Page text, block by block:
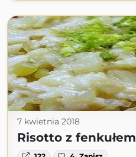
7 kwietnia 2018
Risotto z fenkułem